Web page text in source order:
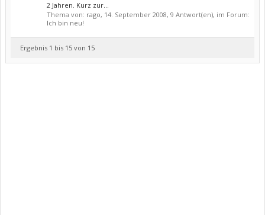
2 Jahren. Kurz zur...
Thema von: rago, 14. September 2008, 9 Antwort(en), im Forum:
Ich bin neu!
Ergebnis 1 bis 15 von 15